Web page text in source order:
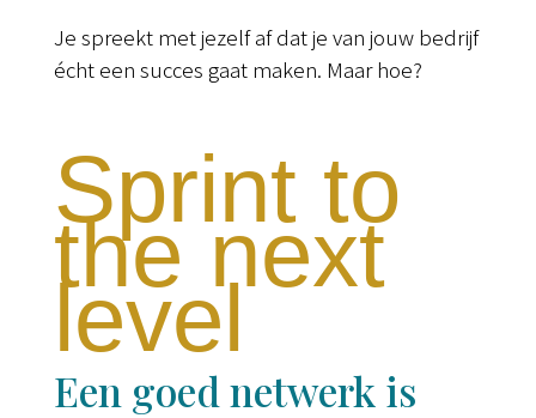
Je spreekt met jezelf af dat je van jouw bedrijf
écht een succes gaat maken. Maar hoe?
Sprint to
the next
level
Een goed netwerk is